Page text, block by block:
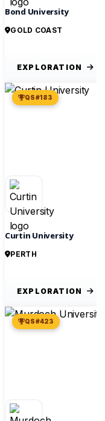
Bond University
GOLD COAST
EXPLORATION
QS #183
Curtin University
PERTH
EXPLORATION
QS #423